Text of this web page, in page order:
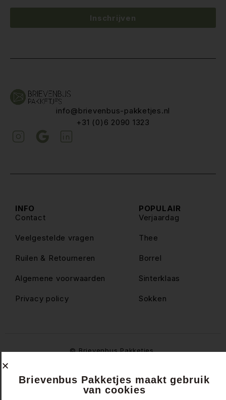
info@brievenbus-pakketjes.nl
+31 (0)6 2090 1323
POPULAIR
Verjaardag
Thee
Borrel
Sinterklaas
Sokken
INFO
Contact
Veelgestelde vragen
Ruilen & Retourneren
Algemene voorwaarden
Privacy policy
Inschrijven
© Brievenbus Pakketjes
Brievenbus Pakketjes maakt gebruik
van cookies